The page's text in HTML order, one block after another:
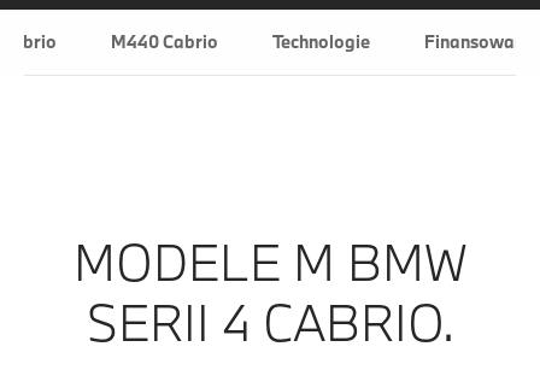
M440 Cabrio Technologie
MODELE M BMW
SERII 4 CABRIO.